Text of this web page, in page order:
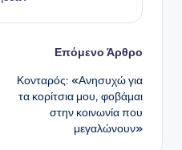
Επόμενο Άρθρο
Κονταρός: «Ανησυχώ για
τα κορίτσια μου, φοβάμαι
στην κοινωνία που
μεγαλώνουν»